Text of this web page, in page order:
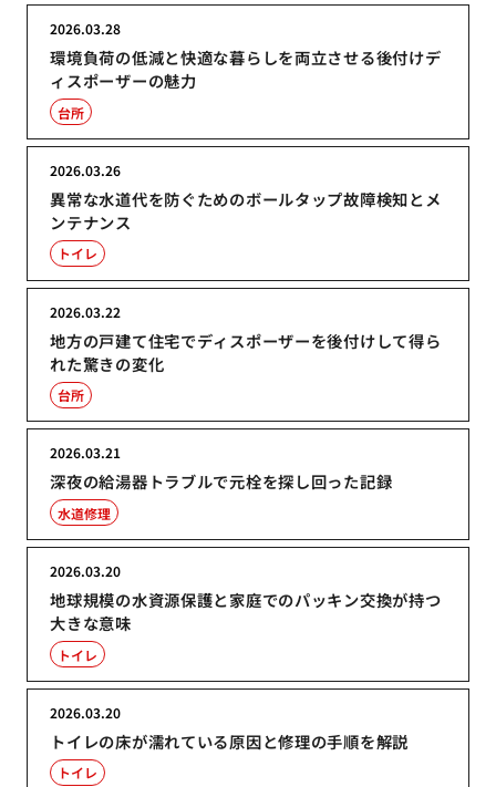
環境負荷の低減と快適な暮らしを両立させる後付けデ
ィスポーザーの魅力
2026.03.28
台所
異常な水道代を防ぐためのボールタップ故障検知とメ
ンテナンス
2026.03.26
トイレ
地方の戸建て住宅でディスポーザーを後付けして得ら
れた驚きの変化
2026.03.22
台所
深夜の給湯器トラブルで元栓を探し回った記録
2026.03.21
水道修理
地球規模の水資源保護と家庭でのパッキン交換が持つ
大きな意味
2026.03.20
トイレ
トイレの床が濡れている原因と修理の手順を解説
2026.03.20
トイレ